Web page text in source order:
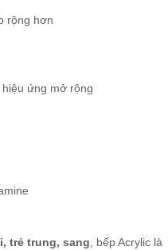
rộng hơn
ứng mở rộng
trẻ trung, sang , bếp Acrylic là